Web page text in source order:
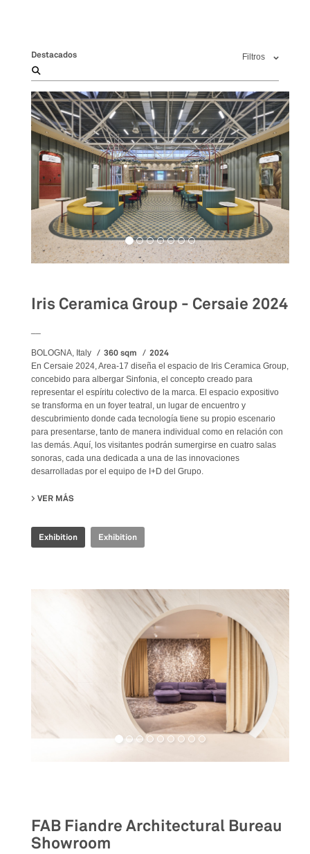
Destacados Filtros
Iris Ceramica Group - Cersaie 2024
BOLOGNA, Italy 360 sqm 2024
En Cersaie 2024, Area-17 diseña el espacio de Iris Ceramica Group,
concebido para albergar Sinfonia, el concepto creado para
representar el espíritu colectivo de la marca. El espacio expositivo
se transforma en un foyer teatral, un lugar de encuentro y
descubrimiento donde cada tecnología tiene su propio escenario
para presentarse, tanto de manera individual como en relación con
las demás. Aquí, los visitantes podrán sumergirse en cuatro salas
sonoras, cada una dedicada a una de las innovaciones
desarrolladas por el equipo de I+D del Grupo.
VER MÁS
Exhibition Exhibition
FAB Fiandre Architectural Bureau
Showroom